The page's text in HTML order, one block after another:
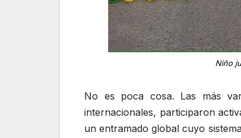
Niño
No es poca cosa. Las más
internacionales, participaron
un entramado global cuyo